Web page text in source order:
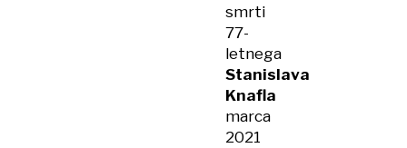
smrti
77-
letnega
Stanislava
Knafla
marca
2021